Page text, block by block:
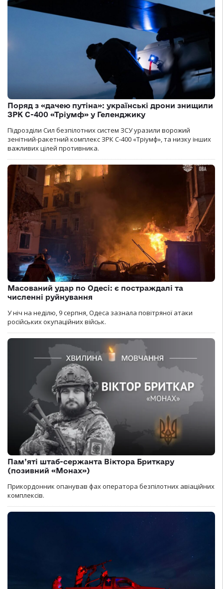
Поряд з «дачею путіна»: українські дрони знищили
ЗРК С-400 «Тріумф» у Геленджику
Підрозділи Сил безпілотних систем ЗСУ уразили ворожий
зенітний-ракетний комплекс ЗРК С-400 «Тріумф», та низку інших
важливих цілей противника.
Масований удар по Одесі: є постраждалі та
численні руйнування
У ніч на неділю, 9 серпня, Одеса зазнала повітряної атаки
російських окупаційних військ.
Пам’яті штаб-сержанта Віктора Бриткару
(позивний «Монах»)
Прикордонник опанував фах оператора безпілотних авіаційних
комплексів.